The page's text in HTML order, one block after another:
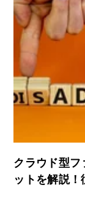
クラウド型フ
ットを解説！